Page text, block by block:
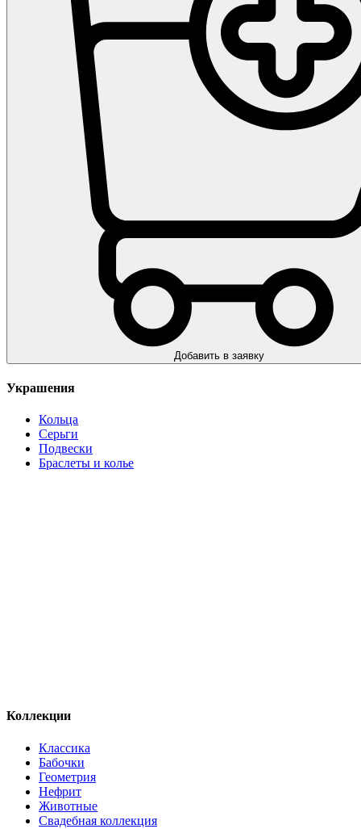
Добавить в заявку
Украшения
Кольца
Серьги
Подвески
Браслеты и колье
Коллекции
Классика
Бабочки
Геометрия
Нефрит
Животные
Свадебная коллекция